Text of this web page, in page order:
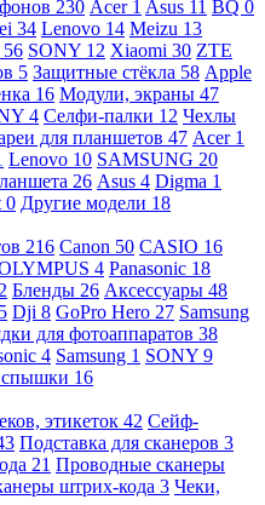
230 Acer 1 Asus 11 BQ 0
34 Lenovo 14 Meizu 13
56 SONY 12 Xiaomi 30 ZTE
5 Защитные стёкла 58 Apple
16 Модули, экраны 47
4 Селфи-палки 12 Чехлы
для планшетов 47 Acer 1
Lenovo 10 SAMSUNG 20
26 Asus 4 Digma 1
0 Другие модели 18
216 Canon 50 CASIO 16
4 Panasonic 18
Бленды 26 Аксессуары 48
5 Dji 8 GoPro Hero 27 Samsung
для фотоаппаратов 38
4 Samsung 1 SONY 9
16
этикеток 42 Сейф-
Подставка для сканеров 3
21 Проводные сканеры
штрих-кода 3 Чеки,